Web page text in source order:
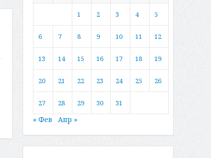
1 2 3 4 5
6 7 8 9 10 11 12
13 14 15 16 17 18 19
20 21 22 23 24 25 26
27 28 29 30 31
« Фев Апр »